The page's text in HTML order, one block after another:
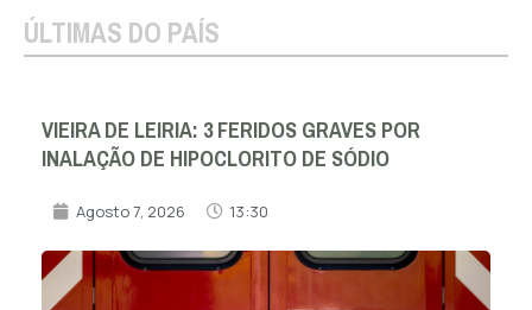
ÚLTIMAS DO PAÍS
VIEIRA DE LEIRIA: 3 FERIDOS GRAVES POR
INALAÇÃO DE HIPOCLORITO DE SÓDIO
Agosto 7, 2026 13:30